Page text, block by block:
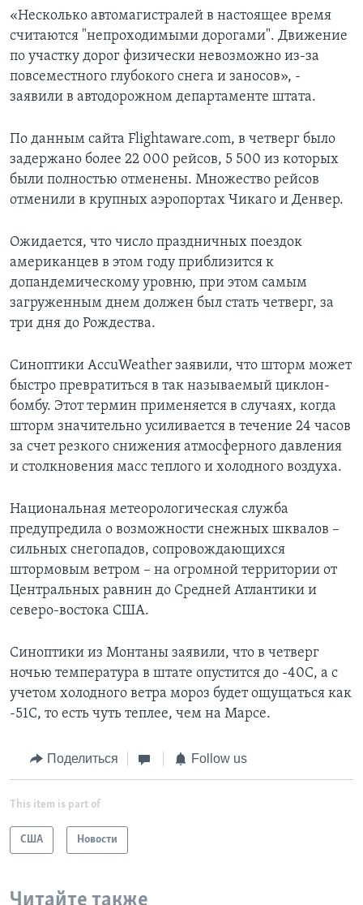
«Несколько автомагистралей в настоящее время
считаются "непроходимыми дорогами". Движение
по участку дорог физически невозможно из-за
повсеместного глубокого снега и заносов», -
заявили в автодорожном департаменте штата.
По данным сайта Flightaware.com, в четверг было
задержано более 22 000 рейсов, 5 500 из которых
были полностью отменены. Множество рейсов
отменили в крупных аэропортах Чикаго и Денвер.
Ожидается, что число праздничных поездок
американцев в этом году приблизится к
допандемическому уровню, при этом самым
загруженным днем должен был стать четверг, за
три дня до Рождества.
Синоптики AccuWeather заявили, что шторм может
быстро превратиться в так называемый циклон-
бомбу. Этот термин применяется в случаях, когда
шторм значительно усиливается в течение 24 часов
за счет резкого снижения атмосферного давления
и столкновения масс теплого и холодного воздуха.
Национальная метеорологическая служба
предупредила о возможности снежных шквалов –
сильных снегопадов, сопровождающихся
штормовым ветром – на огромной территории от
Центральных равнин до Средней Атлантики и
северо-востока США.
Синоптики из Монтаны заявили, что в четверг
ночью температура в штате опустится до -40С, а с
учетом холодного ветра мороз будет ощущаться как
-51С, то есть чуть теплее, чем на Марсе.
Поделиться Follow us
This item is part of
США Новости
Читайте также